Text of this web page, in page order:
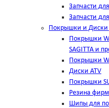
Запчасти
Запчасти
Покрышки и Диски
Покрышки
SAGITTA и
Покрышки
Диски ATV
Покрышки
Резина
Шипы для